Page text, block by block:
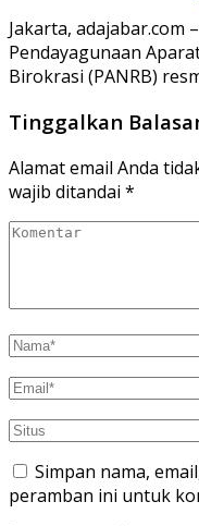
Jakarta, adajabar.com
Pendayagunaan
Birokrasi (PANRB)
Tinggalkan
Alamat email Anda
wajib ditandai *
Simpan nama,
peramban ini untuk